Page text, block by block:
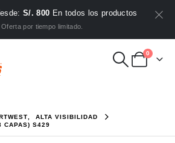
S/. 800 En todos los productos
Oferta por tiempo limitado.
0
ALTA VISIBILIDAD
CAPAS) S429